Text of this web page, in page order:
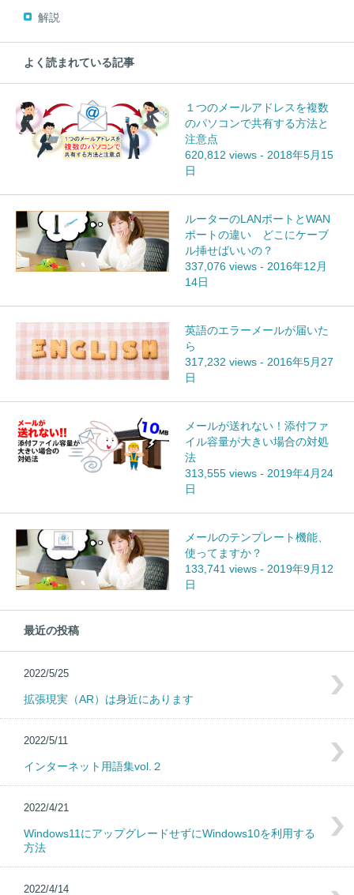
解説
よく読まれている記事
１つのメールアドレスを複数
のパソコンで共有する方法と
注意点
620,812 views - 2018年5月15
日
ルーターのLANポートとWAN
ポートの違い どこにケーブ
ル挿せばいいの？
337,076 views - 2016年12月
14日
英語のエラーメールが届いた
ら
317,232 views - 2016年5月27
日
メールが送れない！添付ファ
イル容量が大きい場合の対処
法
313,555 views - 2019年4月24
日
メールのテンプレート機能、
使ってますか？
133,741 views - 2019年9月12
日
最近の投稿
2022/5/25
拡張現実（AR）は身近にあります
2022/5/11
インターネット用語集vol.２
2022/4/21
Windows11にアップグレードせずにWindows10を利用する
方法
2022/4/14